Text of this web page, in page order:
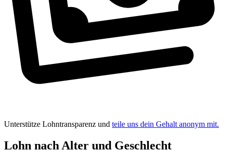
Unterstütze Lohntransparenz und teile uns dein Gehalt anonym mit.
Lohn nach Alter und Geschlecht